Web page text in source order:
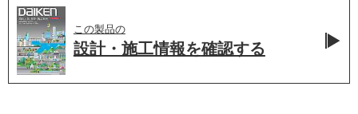
この製品の
設計・施工情報を確認する